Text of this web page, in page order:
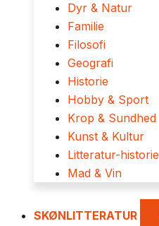
Dyr & Natur
Familie
Filosofi
Geografi
Historie
Hobby & Sport
Krop & Sundhed
Kunst & Kultur
Litteratur-historie
Mad & Vin
SKØNLITTERATUR